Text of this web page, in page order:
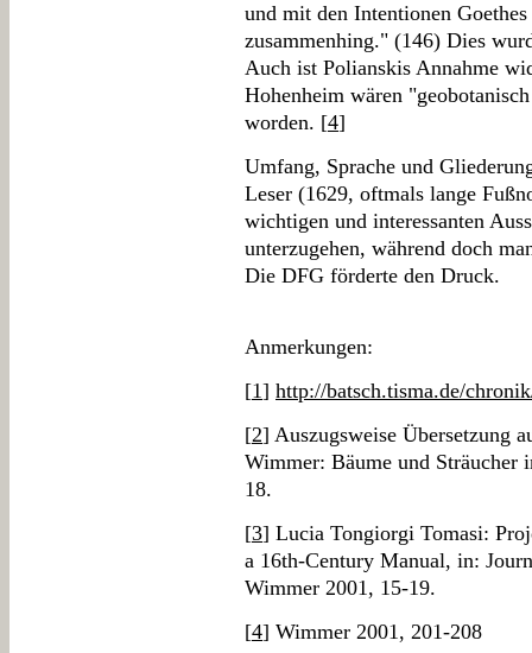
und mit den Intentionen
zusammenhing." (146) Dies
Auch ist Polianskis Annahme
Hohenheim wären
worden. [4]
Umfang, Sprache und
Leser (1629, oftmals lange
wichtigen und interessanten
unterzugehen, während doch
Die DFG förderte den Druck.
Anmerkungen:
[1] http://batsch.tisma.de/
[2] Auszugsweise Übersetzung
Wimmer: Bäume und Sträucher
18.
[3] Lucia Tongiorgi Tomasi:
a 16th-Century Manual, in:
Wimmer 2001, 15-19.
[4] Wimmer 2001, 201-208